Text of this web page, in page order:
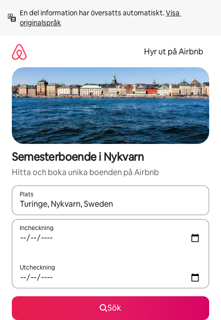
innehåll
En del information har översatts automatiskt. Visa
originalspråk
Hyr ut på Airbnb
Semesterboende i Nykvarn
Hitta och boka unika boenden på Airbnb
Plats
När resultaten är tillgängliga kan du navigera med upp- och
Incheckning
Utcheckning
Sök